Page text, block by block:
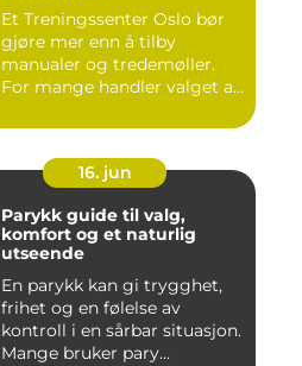
Et Treningssenter Oslo bør
gjøre mer enn å tilby
manualer og tredemøller.
For mange handler valget a...
16. jun
Parykk guide til valg,
komfort og et naturlig
utseende
En parykk kan gi trygghet,
frihet og en følelse av
kontroll i en sårbar situasjon.
Mange bruker pary...